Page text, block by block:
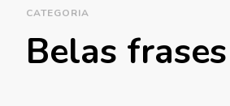
CATEGORIA
Belas frases